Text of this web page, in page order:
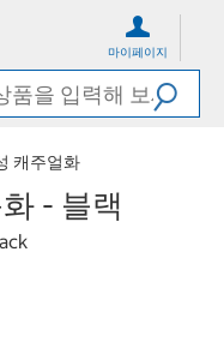
마이페이지
캐주얼화
- 블랙